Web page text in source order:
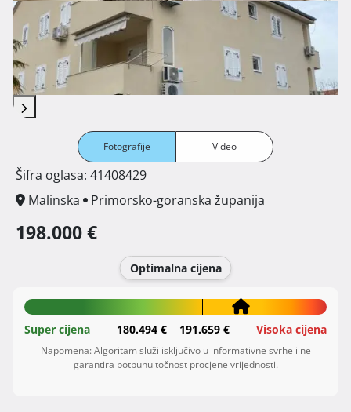
Fotografije Video
Šifra oglasa: 41408429
Malinska
Primorsko-goranska županija
198.000 €
Optimalna cijena
Super cijena 180.494 € 191.659 € Visoka cijena
Napomena: Algoritam služi isključivo u informativne svrhe i ne
garantira potpunu točnost procjene vrijednosti.